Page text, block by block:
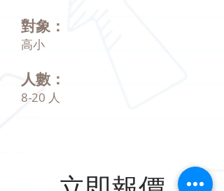
對象：
高小
人數：
8-20 人